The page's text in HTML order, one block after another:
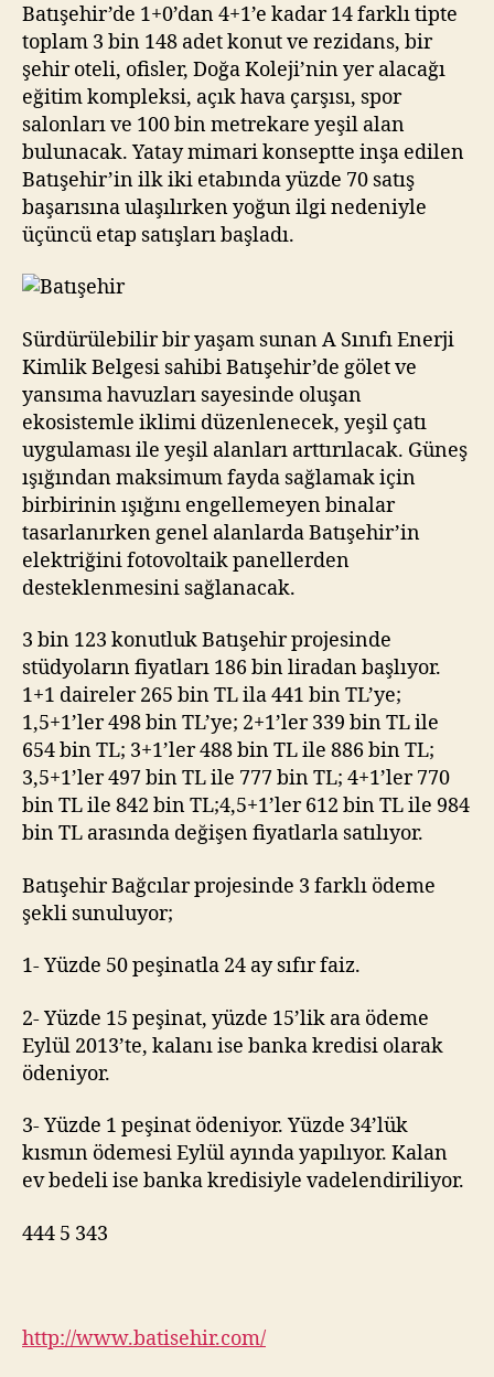
Batışehir’de 1+0’dan 4+1’e kadar 14 farklı tipte
toplam 3 bin 148 adet konut ve rezidans, bir
şehir oteli, ofisler, Doğa Koleji’nin yer alacağı
eğitim kompleksi, açık hava çarşısı, spor
salonları ve 100 bin metrekare yeşil alan
bulunacak. Yatay mimari konseptte inşa edilen
Batışehir’in ilk iki etabında yüzde 70 satış
başarısına ulaşılırken yoğun ilgi nedeniyle
üçüncü etap satışları başladı.
Sürdürülebilir bir yaşam sunan A Sınıfı Enerji
Kimlik Belgesi sahibi Batışehir’de gölet ve
yansıma havuzları sayesinde oluşan
ekosistemle iklimi düzenlenecek, yeşil çatı
uygulaması ile yeşil alanları arttırılacak. Güneş
ışığından maksimum fayda sağlamak için
birbirinin ışığını engellemeyen binalar
tasarlanırken genel alanlarda Batışehir’in
elektriğini fotovoltaik panellerden
desteklenmesini sağlanacak.
3 bin 123 konutluk Batışehir projesinde
stüdyoların fiyatları 186 bin liradan başlıyor.
1+1 daireler 265 bin TL ila 441 bin TL’ye;
1,5+1’ler 498 bin TL’ye; 2+1’ler 339 bin TL ile
654 bin TL; 3+1’ler 488 bin TL ile 886 bin TL;
3,5+1’ler 497 bin TL ile 777 bin TL; 4+1’ler 770
bin TL ile 842 bin TL;4,5+1’ler 612 bin TL ile 984
bin TL arasında değişen fiyatlarla satılıyor.
Batışehir Bağcılar projesinde 3 farklı ödeme
şekli sunuluyor;
1- Yüzde 50 peşinatla 24 ay sıfır faiz.
2- Yüzde 15 peşinat, yüzde 15’lik ara ödeme
Eylül 2013’te, kalanı ise banka kredisi olarak
ödeniyor.
3- Yüzde 1 peşinat ödeniyor. Yüzde 34’lük
kısmın ödemesi Eylül ayında yapılıyor. Kalan
ev bedeli ise banka kredisiyle vadelendiriliyor.
444 5 343
http://www.batisehir.com/